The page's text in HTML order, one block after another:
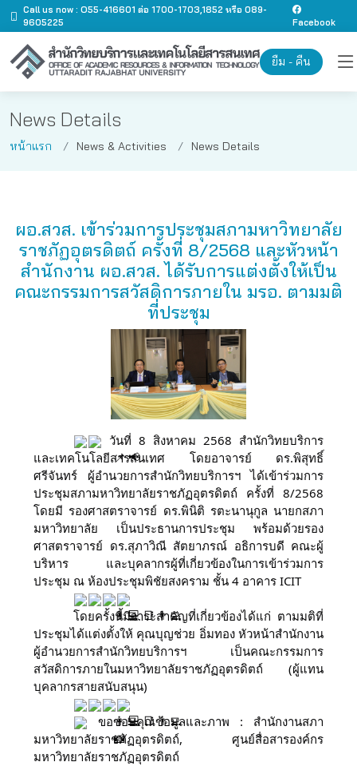
Call us now : O55-416601 ต่อ 1700-1703,1852 หรือ 089-
9605225
Facebook
ยืม - คืน
News Details
หน้าแรก News & Activities News Details
ผอ.สวส. เข้าร่วมการประชุมสภามหาวิทยาลัย
ราชภัฏอุตรดิตถ์ ครั้งที่ 8/2568 และหัวหน้า
สำนักงาน ผอ.สวส. ได้รับการแต่งตั้งให้เป็น
คณะกรรมการสวัสดิการภายใน มรอ. ตามมติ
ที่ประชุม
วันที่ 8 สิงหาคม 2568 สำนักวิทยบริการ
และเทคโนโลยีสารสนเทศ โดยอาจารย์ ดร.พิสุทธิ์
ศรีจันทร์ ผู้อำนวยการสำนักวิทยบริการฯ ได้เข้าร่วมการ
ประชุมสภามหาวิทยาลัยราชภัฏอุตรดิตถ์ ครั้งที่ 8/2568
โดยมี รองศาสตราจารย์ ดร.พินิติ รตะนานุกูล นายกสภา
มหาวิทยาลัย เป็นประธานการประชุม พร้อมด้วยรอง
ศาสตราจารย์ ดร.สุภาวิณี สัตยาภรณ์ อธิการบดี คณะผู้
บริหาร และบุคลากรผู้ที่เกี่ยวข้องในการเข้าร่วมการ
ประชุม ณ ห้องประชุมพิชัยสงคราม ชั้น 4 อาคาร ICIT
โดยครั้งนี้มีวาระสำคัญที่เกี่ยวข้องได้แก่ ตามมติที่
ประชุมได้แต่งตั้งให้ คุณบุญช่วย อิ่มทอง หัวหน้าสำนักงาน
ผู้อำนวยการสำนักวิทยบริการฯ เป็นคณะกรรมการ
สวัสดิการภายในมหาวิทยาลัยราชภัฏอุตรดิตถ์ (ผู้แทน
บุคลากรสายสนับสนุน)
ขอขอบคุณข้อมูลและภาพ : สำนักงานสภา
มหาวิทยาลัยราชภัฏอุตรดิตถ์, ศูนย์สื่อสารองค์กร
มหาวิทยาลัยราชภัฏอุตรดิตถ์